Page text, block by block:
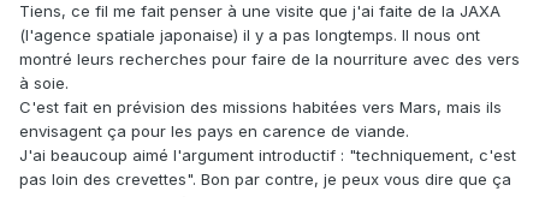
Tiens, ce fil me fait penser à une visite que j'ai faite de la JAXA
(l'agence spatiale japonaise) il y a pas longtemps. Il nous ont
montré leurs recherches pour faire de la nourriture avec des vers
à soie.
C'est fait en prévision des missions habitées vers Mars, mais ils
envisagent ça pour les pays en carence de viande.
J'ai beaucoup aimé l'argument introductif : "techniquement, c'est
pas loin des crevettes". Bon par contre, je peux vous dire que ça